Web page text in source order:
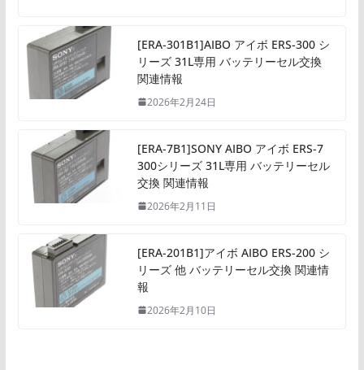
[ERA-301B1]AIBO アイボ ERS-300 シ
リーズ 31L専用 バッテリーセル交換
関連情報
2026年2月24日
[ERA-7B1]SONY AIBO アイボ ERS-7
300シリーズ 31L専用 バッテリーセル
交換 関連情報
2026年2月11日
[ERA-201B1]アイボ AIBO ERS-200 シ
リーズ 他 バッテリーセル交換 関連情
報
2026年2月10日